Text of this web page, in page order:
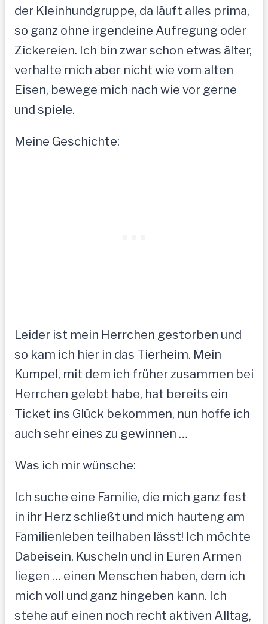
der Kleinhundgruppe, da läuft alles prima,
so ganz ohne irgendeine Aufregung oder
Zickereien. Ich bin zwar schon etwas älter,
verhalte mich aber nicht wie vom alten
Eisen, bewege mich nach wie vor gerne
und spiele.
Meine Geschichte:
Leider ist mein Herrchen gestorben und
so kam ich hier in das Tierheim. Mein
Kumpel, mit dem ich früher zusammen bei
Herrchen gelebt habe, hat bereits ein
Ticket ins Glück bekommen, nun hoffe ich
auch sehr eines zu gewinnen …
Was ich mir wünsche:
Ich suche eine Familie, die mich ganz fest
in ihr Herz schließt und mich hauteng am
Familienleben teilhaben lässt! Ich möchte
Dabeisein, Kuscheln und in Euren Armen
liegen … einen Menschen haben, dem ich
mich voll und ganz hingeben kann. Ich
stehe auf einen noch recht aktiven Alltag,